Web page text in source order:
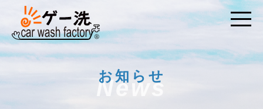
お知らせ
News